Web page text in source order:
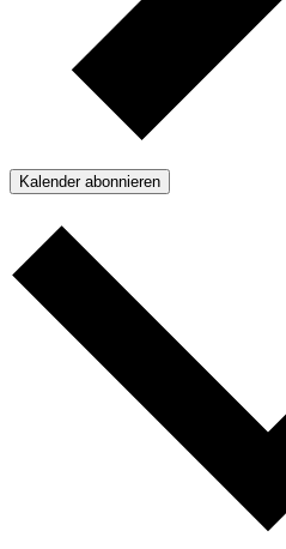
Kalender abonnieren